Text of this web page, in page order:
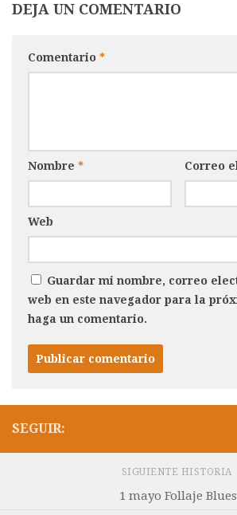
DEJA UN COMENTARIO
Comentario *
Nombre * Correo
Web
Guardar mi nombre, correo
web en este navegador para la
haga un comentario.
SEGUIR:
SIGUIENTE HISTORIA
1 mayo Follaje Blues